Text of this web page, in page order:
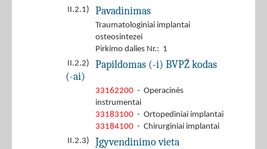
II.2.1) Pavadinimas
Traumatologiniai implantai
osteosintezei
Pirkimo dalies Nr.: 1
II.2.2)
Papildomas (-i) BVPŽ kodas
(-ai)
33162200 - Operacinės
instrumentai
33183100 - Ortopediniai implantai
33184100 - Chirurginiai implantai
II.2.3)
Įgyvendinimo vieta